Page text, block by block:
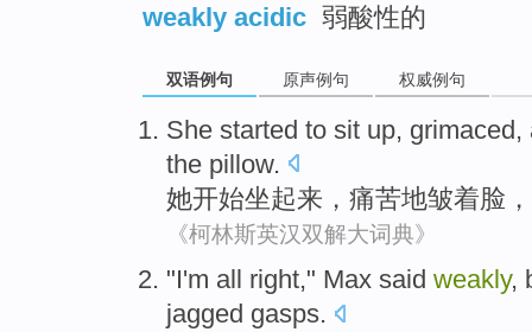
weakly acidic 弱酸性的
双语例句 原声例句 权威例句
She started to sit up, grimaced,
the pillow.
她开始坐起来 ， 痛苦地皱着脸 ，
《柯林斯英汉双解大词典》
"I'm all right," Max said weakly,
jagged gasps.